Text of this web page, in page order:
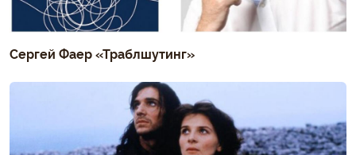
Сергей Фаер «Траблшутинг»